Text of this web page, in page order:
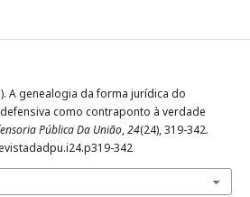
A genealogia da forma jurídica do
como contraponto à verdade
Pública Da União,24(24), 319-342.
342